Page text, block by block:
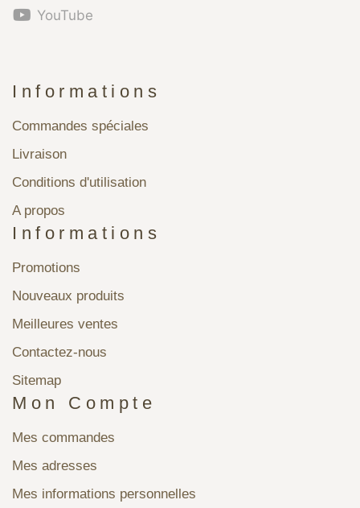
YouTube
Informations
Commandes spéciales
Livraison
Conditions d'utilisation
A propos
Informations
Promotions
Nouveaux produits
Meilleures ventes
Contactez-nous
Sitemap
Mon Compte
Mes commandes
Mes adresses
Mes informations personnelles